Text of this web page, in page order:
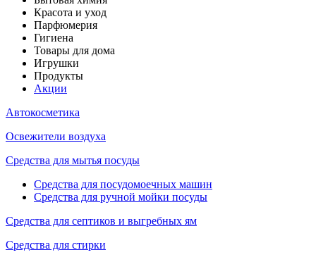
Красота и уход
Парфюмерия
Гигиена
Товары для дома
Игрушки
Продукты
Акции
Автокосметика
Освежители воздуха
Средства для мытья посуды
Средства для посудомоечных машин
Средства для ручной мойки посуды
Средства для септиков и выгребных ям
Средства для стирки